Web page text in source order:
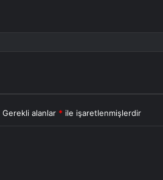
Gerekli alanlar * ile işaretlenmişlerdir